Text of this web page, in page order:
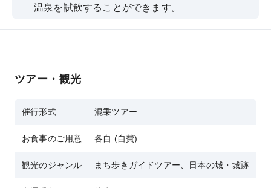
温泉を試飲することができます。
「13番目の春」としても知られるハーブリキュー
毎年6月にカルロヴィ・ヴァリで国際映画祭が開
ツアー・観光
催行形式 混乗ツアー
お食事のご用意 各自 (自費)
観光のジャンル まち歩きガイドツアー、日本の城・城跡